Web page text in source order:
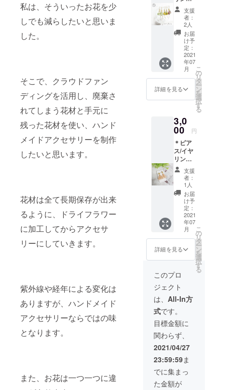
私は、そういったお花を少
しでも減らしたいと思いま
した。
そこで、クラウドファン
ディングを活用し、廃棄さ
れてしまう花材と手元に
残った花材を使い、ハンド
メイドアクセサリーを制作
したいと思います。
花材は全て長期保存が出来
るように、ドライフラワー
に加工してからアクセサ
リーにしていきます。
紫外線や経年による変化は
ありますが、ハンドメイド
アクセサリーならではの味
となります。
また、お花は一つ一つに違
合は、
お任せ
となり
ますの
で、ご
注意下
さい。
※カラー
選択は
【ホワ
イト・
イエ
ロー】
選び頂
けま
す。
た目に
も華や
かなお
品です
すみ
草・ア
リッサ
ム・忘
れな草
♡ ※長
かイヤ
リング
をお選
び頂け
ます。
選択が
無い場
合はお
任せに
なりま
すの
で、ご
注意下
さい。
※天然石
は
「ロー
ツ」と
ドッ
ト」が
入って
おりま
す。
《bicol
or♡flo
wer
アゴ
ム》 ク
リアな
ハート
を２ペ
ア＊
①《Ba
by’s
breath
〜華の
雫～ピ
アス/イ
ヤリン
グ》 鮮
やかな
かすみ
草にモ
わせ、
水晶を
入れた
雫型の
ピアス
です
(^^)
パー
ティー
シーン
などに
もお使
い頂け
ます♪♪
♡かす
み草・
モス♡
※ カ
ラー...
【ホワ
イト・
ピン
ク・イ
エ
ロー・
ブ
ルー・
バイオ
レッ
ト・グ
リー
ン】 ※
支援
者：
2人
お届
け予
定：
2021
年07
月
詳細を見る
こ
の
リ
タ
ー
ン
を
選
択
す
る
3,0
00 円
＊ピア
ス/イヤ
リング
を１ペ
アとヘ
アゴム
とクマ
さんの
バッグ
チャー
ムの３
点セッ
ト＊
《Pape
r
daisy〜
Frill
Tassel
〜ピア
ス/イヤ
リン
グ》 春
らしい
花かん
ざしの
ピアス/
イヤリ
ングで
す♪♪ 花
かんざ
しはま
支援
者：
1人
お届
け予
定：
2021
年07
月
詳細を見る
こ
の
リ
タ
ー
ン
を
選
択
す
る
このプロ
ジェクト
は、 All-In方
式です。
目標金額に
関わらず、
2021/04/27
23:59:59ま
でに集まっ
た金額が